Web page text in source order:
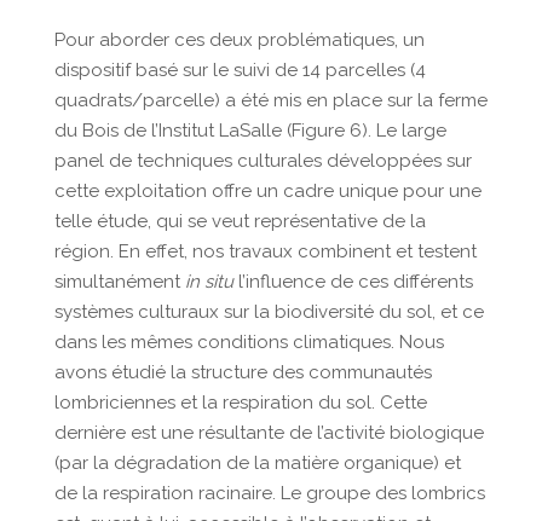
Pour aborder ces deux problématiques, un
dispositif basé sur le suivi de 14 parcelles (4
quadrats/parcelle) a été mis en place sur la ferme
du Bois de l’Institut LaSalle (Figure 6). Le large
panel de techniques culturales développées sur
cette exploitation offre un cadre unique pour une
telle étude, qui se veut représentative de la
région. En effet, nos travaux combinent et testent
simultanément in situl’influence de ces différents
systèmes culturaux sur la biodiversité du sol, et ce
dans les mêmes conditions climatiques. Nous
avons étudié la structure des communautés
lombriciennes et la respiration du sol. Cette
dernière est une résultante de l’activité biologique
(par la dégradation de la matière organique) et
de la respiration racinaire. Le groupe des lombrics